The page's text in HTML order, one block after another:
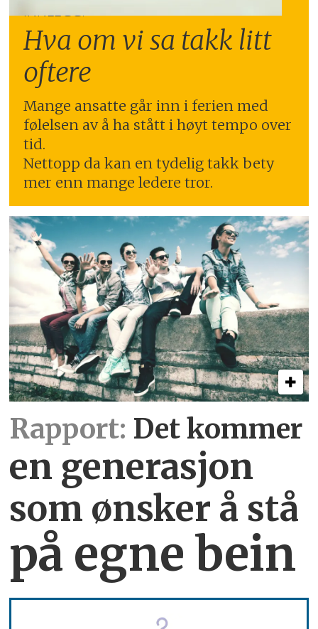
INNLEGG:
Hva om vi sa takk litt
oftere
Mange ansatte går inn i ferien med
følelsen av å ha stått i høyt tempo over
tid.
Nettopp da kan en tydelig takk bety
mer enn mange ledere tror.
Rapport: Det kommer
en generasjon
som ønsker å stå
på egne bein